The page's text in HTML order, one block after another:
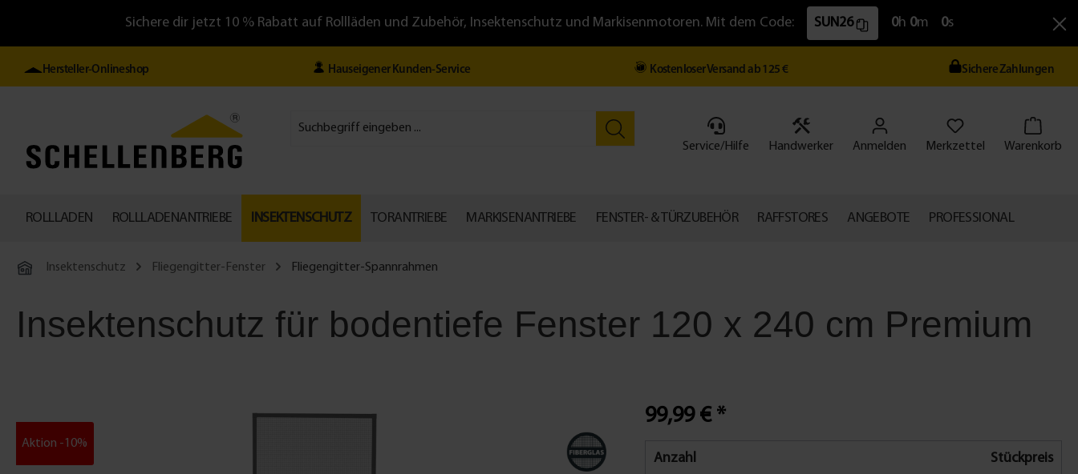
Sichere dir jetzt 10 % Rabatt auf Rollläden und Zubehör, Insektenschutz und Markisenmotoren. Mit dem Code: SUN26 0h 0m 0s
Hersteller-Onlineshop Hauseigener Kunden-Service Kostenloser Versand ab 125 € Sichere Zahlungen
Service/Hilfe Handwerker Anmelden Merkzettel Warenkorb
ROLLLADEN ROLLLADENANTRIEBE INSEKTENSCHUTZ TORANTRIEBE MARKISENANTRIEBE FENSTER- & TÜRZUBEHÖR RAFFSTORES ANGEBOTE PROFESSIONAL
Insektenschutz Fliegengitter-Fenster Fliegengitter-Spannrahmen
Insektenschutz für bodentiefe Fenster 120 x 240 cm Premium
Aktion -10%
99,99 €*
Anzahl Stückpreis